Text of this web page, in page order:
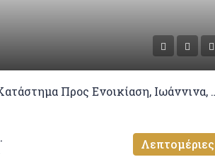
1716979 –
Λεπτομέριες